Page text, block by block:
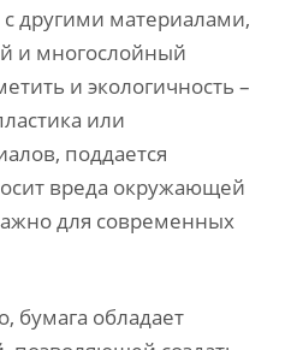
с другими материалами,
и многослойный
и экологичность –
или
поддается
вреда окружающей
для современных
бумага обладает